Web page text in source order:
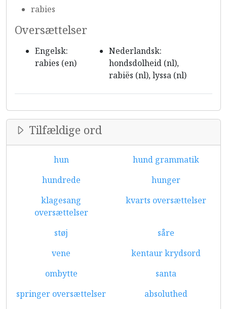
rabies
Oversættelser
Engelsk:
rabies (en)
Nederlandsk:
hondsdolheid (nl),
rabiës (nl), lyssa (nl)
Tilfældige ord
hun
hund grammatik
hundrede
hunger
klagesang
oversættelser
kvarts oversættelser
støj
såre
vene
kentaur krydsord
ombytte
santa
springer oversættelser
absoluthed